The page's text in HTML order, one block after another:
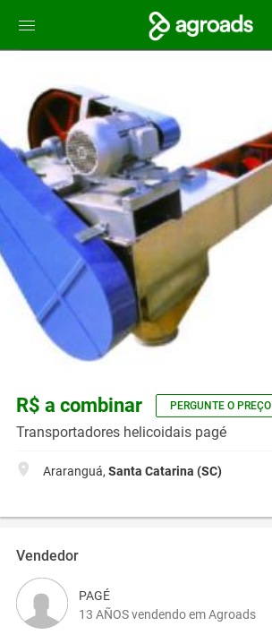
R$ a combinar PERGUNTE O PREÇO
Transportadores helicoidais pagé
Araranguá, Santa Catarina (SC)
Vendedor
PAGÉ
13 AÑOS vendendo em Agroads